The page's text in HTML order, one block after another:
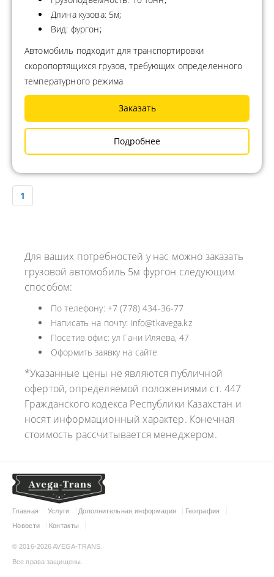
Длина кузова: 5м;
Вид: фургон;
Автомобиль подходит для транспортировки
скоропортящихся грузов, требующих определенного
температурного режима
Заказать
Подробнее
1
Для ваших потребностей у нас можно заказать
грузовой автомобиль 5м фургон следующим
способом:
По телефону: +7 (778) 434-36-77
Написать на почту: info@tkavega.kz
Посетив офис: ул Гани Иляева, 47
Оформить заявку на сайте
*Указанные цены не являются публичной
офертой, определяемой положениями ст. 447
Гражданского кодекса Республики Казахстан и
носят информационный характер. Конечная
стоимость рассчитывается менеджером.
Главная Услуги Дополнительная информация
География
Новости
Контакты
© 2016-2026 AVEGA-TRANS.
Все права защищены.